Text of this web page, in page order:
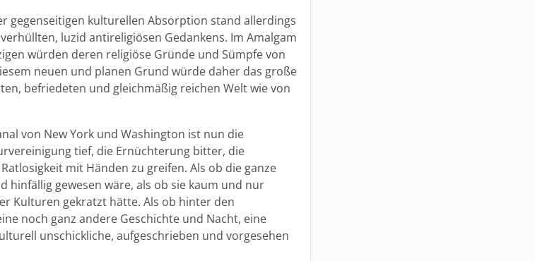
gegenseitigen kulturellen Absorption stand allerdings
luzid antireligiösen Gedankens. Im Amalgam
würden deren religiöse Gründe und Sümpfe von
neuen und planen Grund würde daher das große
befriedeten und gleichmäßig reichen Welt wie von
von New York und Washington ist nun die
tief, die Ernüchterung bitter, die
mit Händen zu greifen. Als ob die ganze
hinfällig gewesen wäre, als ob sie kaum und nur
Kulturen gekratzt hätte. Als ob hinter den
noch ganz andere Geschichte und Nacht, eine
unschickliche, aufgeschrieben und vorgesehen